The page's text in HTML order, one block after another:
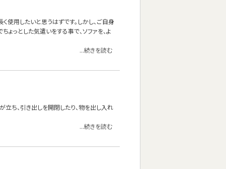
使用したいと思うはずです。しかし、ご自身
っとした気遣いをする事で、ソファを、よ
...続きを読む
ち、引き出しを開閉したり、物を出し入れ
...続きを読む